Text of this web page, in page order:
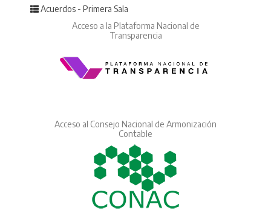
Posted in
Acuerdos - Primera Sala
Acceso a la Plataforma Nacional de
Transparencia
Acceso al Consejo Nacional de Armonización
Contable